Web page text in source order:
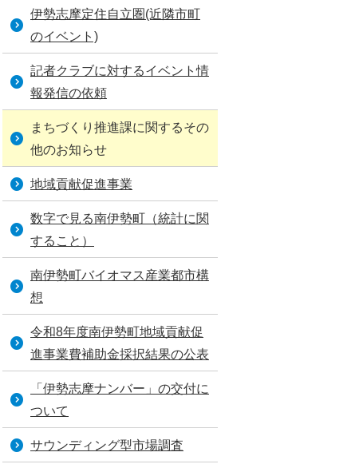
伊勢志摩定住自立圏(近隣市町
のイベント)
記者クラブに対するイベント情
報発信の依頼
まちづくり推進課に関するその
他のお知らせ
地域貢献促進事業
数字で見る南伊勢町（統計に関
すること）
南伊勢町バイオマス産業都市構
想
令和8年度南伊勢町地域貢献促
進事業費補助金採択結果の公表
「伊勢志摩ナンバー」の交付に
ついて
サウンディング型市場調査